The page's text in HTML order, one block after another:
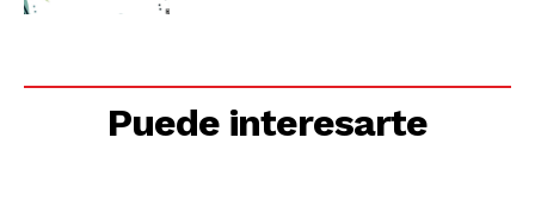
Puede interesarte